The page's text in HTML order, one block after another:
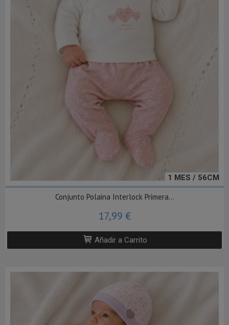
1 MES / 56CM
Conjunto Polaina Interlock Primera...
17,99 €
Añadir a Carrito